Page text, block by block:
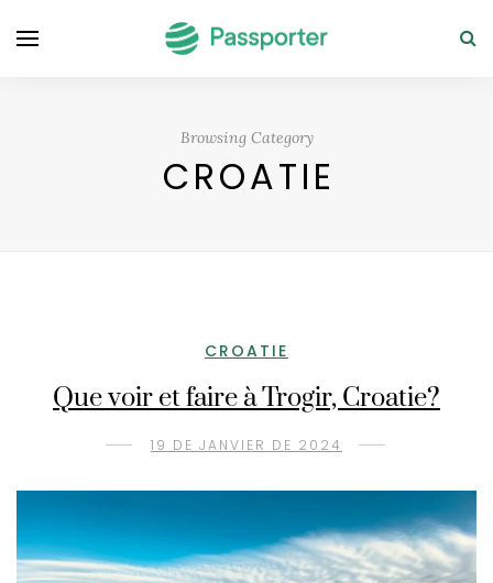
Browsing Category
CROATIE
CROATIE
Que voir et faire à Trogir, Croatie?
19 DE JANVIER DE 2024